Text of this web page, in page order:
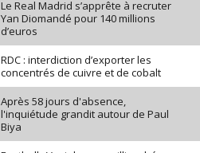
Le Real Madrid s’apprête à recruter
Yan Diomandé pour 140 millions
d’euros
RDC : interdiction d’exporter les
concentrés de cuivre et de cobalt
Après 58 jours d'absence,
l'inquiétude grandit autour de Paul
Biya